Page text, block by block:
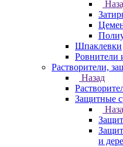
Шпаклевки
Ровнители
Растворители,
Назад
Защитные
и